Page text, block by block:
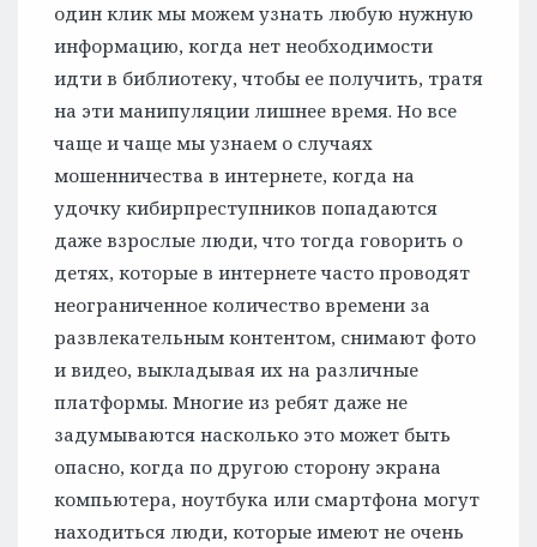
один клик мы можем узнать любую нужную
информацию, когда нет необходимости
идти в библиотеку, чтобы ее получить, тратя
на эти манипуляции лишнее время. Но все
чаще и чаще мы узнаем о случаях
мошенничества в интернете, когда на
удочку кибирпреступников попадаются
даже взрослые люди, что тогда говорить о
детях, которые в интернете часто проводят
неограниченное количество времени за
развлекательным контентом, снимают фото
и видео, выкладывая их на различные
платформы. Многие из ребят даже не
задумываются насколько это может быть
опасно, когда по другою сторону экрана
компьютера, ноутбука или смартфона могут
находиться люди, которые имеют не очень